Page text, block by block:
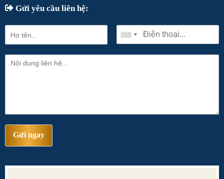
Gửi yêu cầu liên hệ:
Gửi ngay